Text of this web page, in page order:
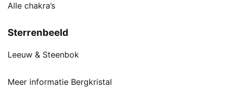
Alle chakra’s
Sterrenbeeld
Leeuw & Steenbok
Meer informatie Bergkristal